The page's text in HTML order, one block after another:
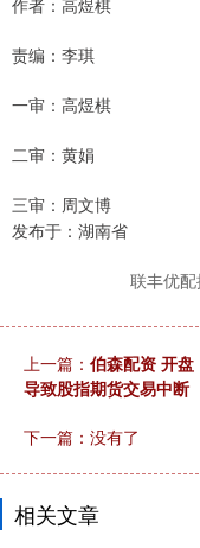
责编：李琪
一审：高煜棋
二审：黄娟
三审：周文博
发布于：湖南省
联丰优配
上一篇： 伯森配资 开
导致股指期货交易中断
下一篇：没有了
相关文章